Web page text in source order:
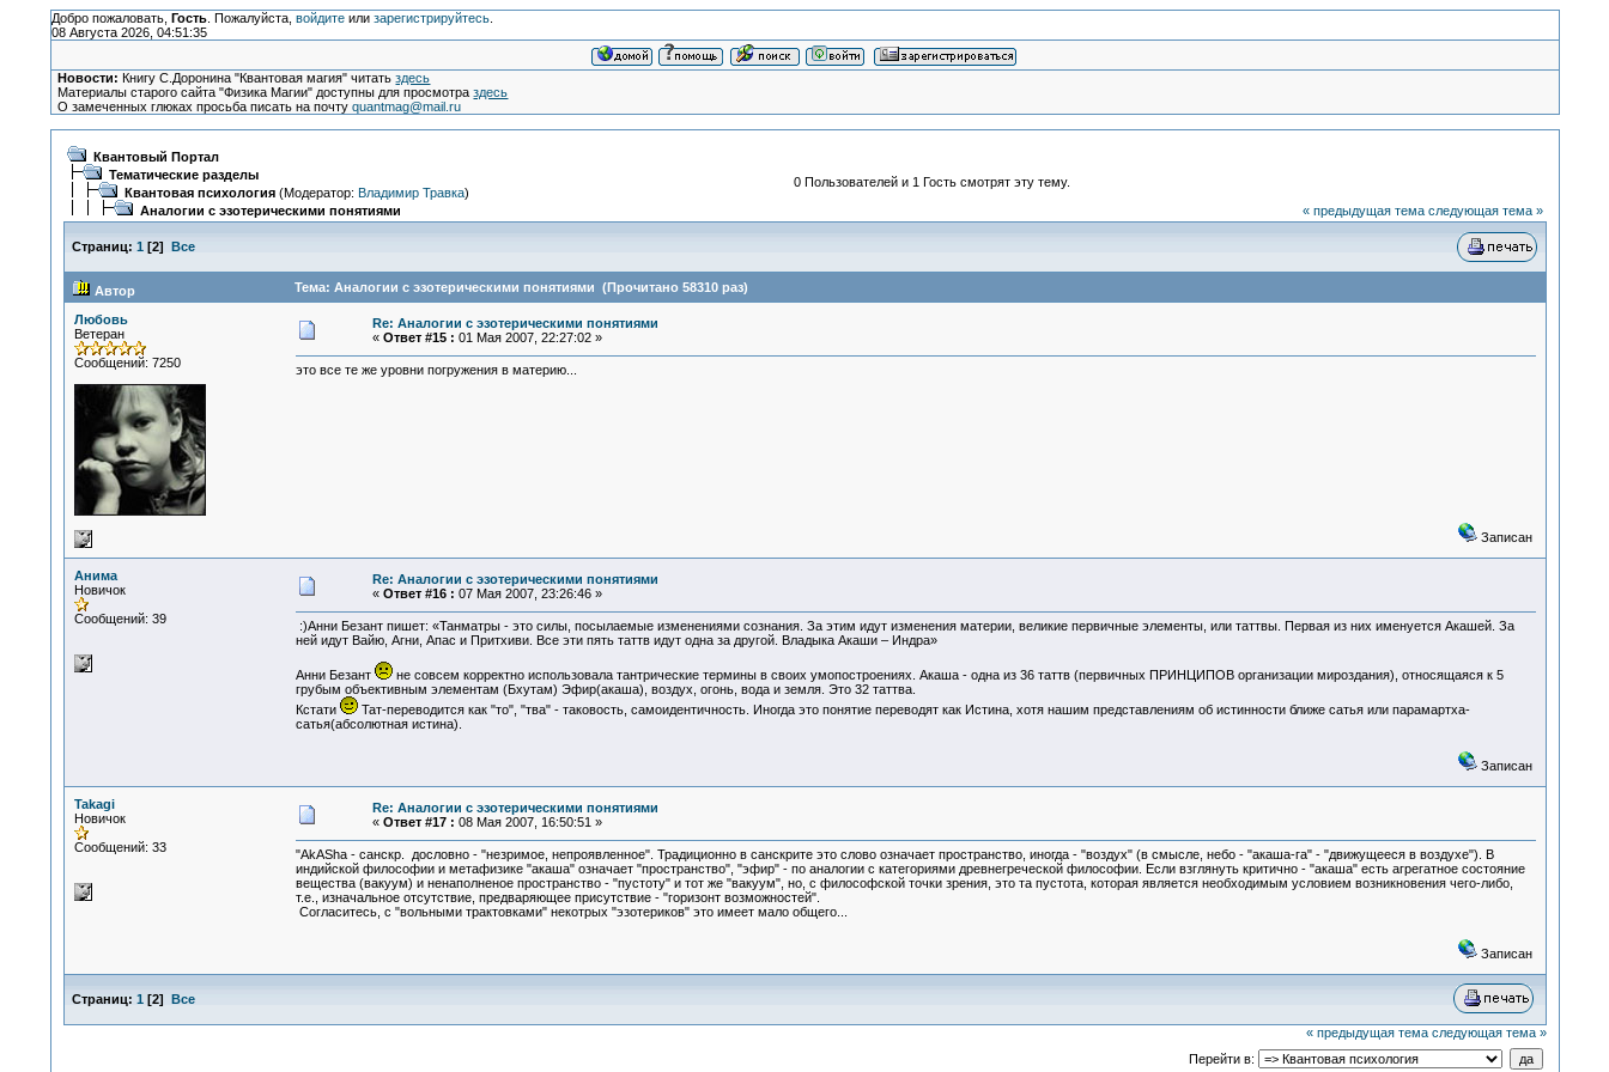
Добро пожаловать, Гость. Пожалуйста, войдитеили зарегистрируйтесь.
08 Августа 2026, 04:51:35
Новости: Книгу С.Доронина "Квантовая магия" читатьздесь
Материалы старого сайта "Физика Магии" доступны для просмотраздесь
О замеченных глюках просьба писать на почтуquantmag@mail.ru
Квантовый Портал
Тематические разделы
Квантовая психология(Модератор: Владимир Травка)
Аналогии с эзотерическими понятиями
0 Пользователей и 1 Гость смотрят эту тему.
« предыдущая тема следующая тема »
Страниц: 1 [2] Все
Автор Тема: Аналогии с эзотерическими понятиями (Прочитано 58310 раз)
Любовь
Ветеран
Сообщений: 7250
Re: Аналогии с эзотерическими понятиями
« Ответ #15 : 01 Мая 2007, 22:27:02 »
это все те же уровни погружения в материю...
Записан
Анима
Новичок
Сообщений: 39
Re: Аналогии с эзотерическими понятиями
« Ответ #16 : 07 Мая 2007, 23:26:46 »
:)Анни Безант пишет: «Танматры - это силы, посылаемые изменениями сознания. За этим идут изменения материи, великие первичные элементы, или таттвы. Первая из них именуется Акашей. За
ней идут Вайю, Агни, Апас и Притхиви. Все эти пять таттв идут одна за другой. Владыка Акаши – Индра»
Анни Безант
не совсем корректно использовала тантрические термины в своих умопостроениях. Акаша - одна из 36 таттв (первичных ПРИНЦИПОВ организации мироздания), относящаяся к 5
грубым объективным элементам (Бхутам) Эфир(акаша), воздух, огонь, вода и земля. Это 32 таттва.
Кстати
Тат-переводится как "то", "тва" - таковость, самоидентичность. Иногда это понятие переводят как Истина, хотя нашим представлениям об истинности ближе сатья или парамартха-
сатья(абсолютная истина).
Записан
Takagi
Новичок
Сообщений: 33
Re: Аналогии с эзотерическими понятиями
« Ответ #17 : 08 Мая 2007, 16:50:51 »
"AkASha - санскр. дословно - "незримое, непроявленное". Традиционно в санскрите это слово означает пространство, иногда - "воздух" (в смысле, небо - "акаша-га" - "движущееся в воздухе"). В
индийской философии и метафизике "акаша" означает "пространство", "эфир" - по аналогии с категориями древнегреческой философии. Если взглянуть критично - "акаша" есть агрегатное состояние
вещества (вакуум) и ненаполненое пространство - "пустоту" и тот же "вакуум", но, с философской точки зрения, это та пустота, которая является необходимым условием возникновения чего-либо,
т.е., изначальное отсутствие, предваряющее присутствие - "горизонт возможностей".
Согласитесь, с "вольными трактовками" некотрых "эзотериков" это имеет мало общего...
Записан
Страниц: 1 [2] Все
« предыдущая тема следующая тема »
Перейти в: